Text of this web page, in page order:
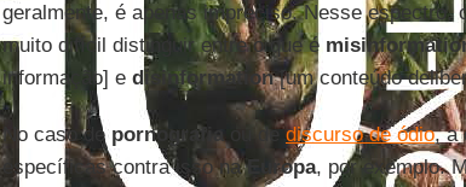
geralmente, é apenas impreciso. Nesse espectro,
muito difícil distinguir entre o que é
informação] e disinformation[um conteúdo
No caso depornografia ou dediscurso de ódio, a
específicas contra isso naEuropa, por exemplo.